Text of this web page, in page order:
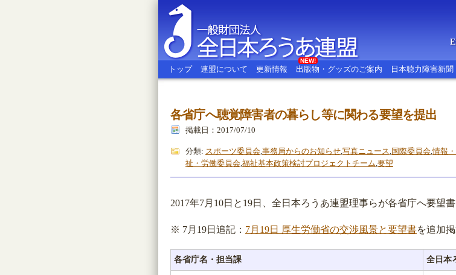
全日本ろうあ連盟
トップ
連盟について 更新情報 出版物・グッズのご案内
NEW!
日本聴力障害新聞
各省庁へ聴覚障害者の暮らし等に関わる要望を提出
掲載日：2017/07/10
分類: スポーツ委員会,事務局からのお知らせ,写真ニュース,国際委員会,情報
祉・労働委員会,福祉基本政策検討プロジェクトチーム,要望
2017年7月10日と19日、全日本ろうあ連盟理事らが各省庁へ要望
※ 7月19日追記： 7月19日 厚生労働省の交渉風景と要望書を追加
各省庁名・担当課 全日本